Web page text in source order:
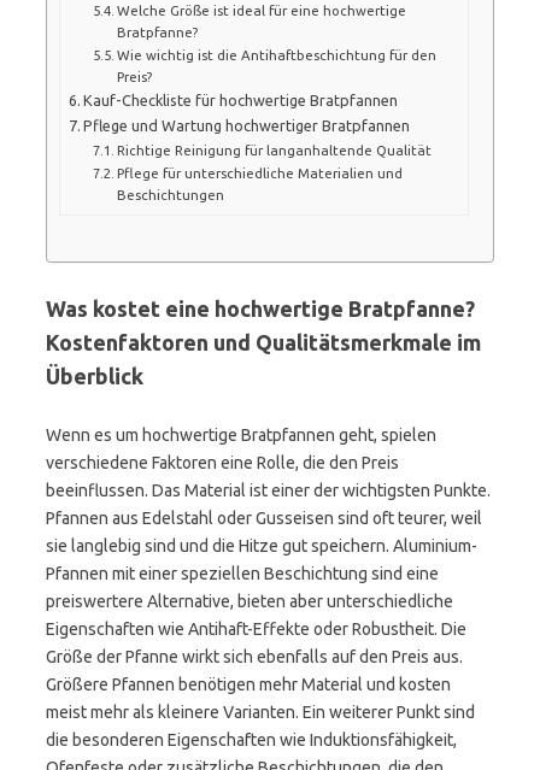
Welche Größe ist ideal für eine hochwertige
Bratpfanne?
Wie wichtig ist die Antihaftbeschichtung für den
Preis?
Kauf-Checkliste für hochwertige Bratpfannen
Pflege und Wartung hochwertiger Bratpfannen
Richtige Reinigung für langanhaltende Qualität
Pflege für unterschiedliche Materialien und
Beschichtungen
Was kostet eine hochwertige Bratpfanne?
Kostenfaktoren und Qualitätsmerkmale im
Überblick
Wenn es um hochwertige Bratpfannen geht, spielen
verschiedene Faktoren eine Rolle, die den Preis
beeinflussen. Das Material ist einer der wichtigsten Punkte.
Pfannen aus Edelstahl oder Gusseisen sind oft teurer, weil
sie langlebig sind und die Hitze gut speichern. Aluminium-
Pfannen mit einer speziellen Beschichtung sind eine
preiswertere Alternative, bieten aber unterschiedliche
Eigenschaften wie Antihaft-Effekte oder Robustheit. Die
Größe der Pfanne wirkt sich ebenfalls auf den Preis aus.
Größere Pfannen benötigen mehr Material und kosten
meist mehr als kleinere Varianten. Ein weiterer Punkt sind
die besonderen Eigenschaften wie Induktionsfähigkeit,